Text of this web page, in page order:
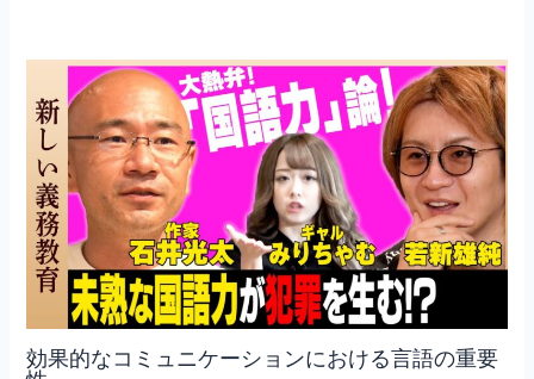
効果的なコミュニケーションにおける言語の重要